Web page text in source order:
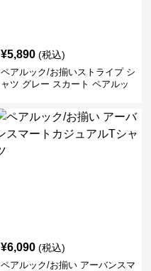
¥5,890 (税込)
ペアルック/お揃いストライプ シ
ャツ グレー スカート ペアルッ
¥6,090 (税込)
ペアルック/お揃い アーバンスマ